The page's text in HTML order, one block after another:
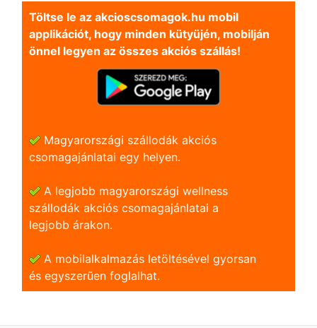
Töltse le az akcioscsomagok.hu mobil
applikációt, hogy minden kütyüjén, mobilján
önnel legyen az összes akciós szállás!
Magyarországi szállodák akciós
csomagajánlatai egy helyen.
A legjobb magyarországi wellness
szállodák akciós csomagajánlatai a
legjobb árakon.
A mobilalkalmazás letöltésével gyorsan
és egyszerũen foglalhat.